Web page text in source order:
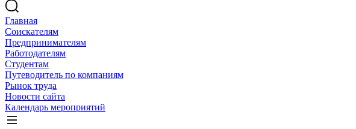
Главная
Соискателям
Предпринимателям
Работодателям
Студентам
Путеводитель по компаниям
Рынок труда
Новости сайта
Календарь мероприятий